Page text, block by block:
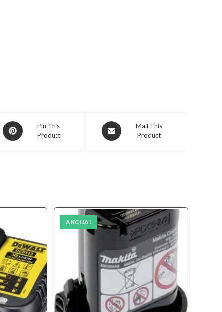
Opens
in
Pin This
Product
Opens
in
Mail This
Product
AKCIJA!